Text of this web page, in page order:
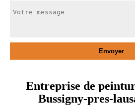
Entreprise de
Bussigny-pres-